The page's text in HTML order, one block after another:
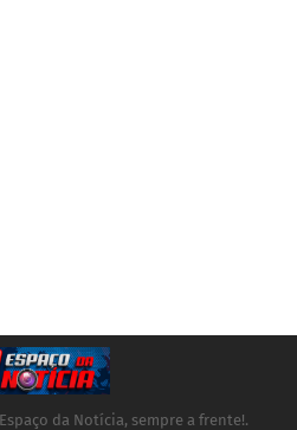
da Notícia, sempre a frente!.